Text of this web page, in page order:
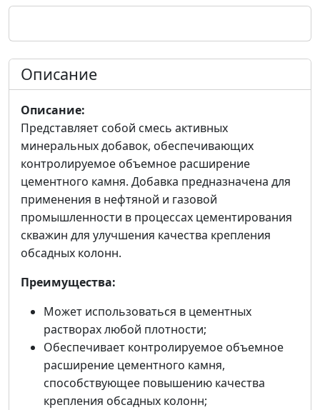
Описание
Описание:
Представляет собой смесь активных
минеральных добавок, обеспечивающих
контролируемое объемное расширение
цементного камня. Добавка предназначена для
применения в нефтяной и газовой
промышленности в процессах цементирования
скважин для улучшения качества крепления
обсадных колонн.
Преимущества:
Может использоваться в цементных
растворах любой плотности;
Обеспечивает контролируемое объемное
расширение цементного камня,
способствующее повышению качества
крепления обсадных колонн;